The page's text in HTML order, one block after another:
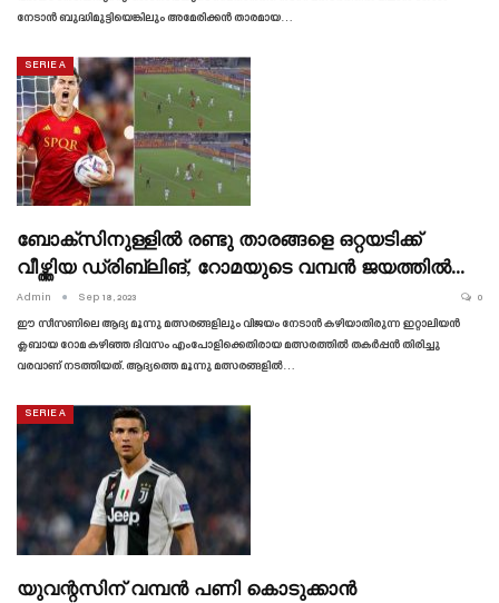
നേടാൻ ബുദ്ധിമുട്ടിയെങ്കിലും അമേരിക്കൻ താരമായ…
SERIE A
ബോക്‌സിനുള്ളിൽ രണ്ടു താരങ്ങളെ ഒറ്റയടിക്ക്
വീഴ്ത്തിയ ഡ്രിബ്ലിങ്, റോമയുടെ വമ്പൻ ജയത്തിൽ…
Admin Sep 18, 2023 0
ഈ സീസണിലെ ആദ്യ മൂന്നു മത്സരങ്ങളിലും വിജയം നേടാൻ കഴിയാതിരുന്ന ഇറ്റാലിയൻ
ക്ലബായ റോമ കഴിഞ്ഞ ദിവസം എംപോളിക്കെതിരായ മത്സരത്തിൽ തകർപ്പൻ തിരിച്ചു
വരവാണ് നടത്തിയത്. ആദ്യത്തെ മൂന്നു മത്സരങ്ങളിൽ…
SERIE A
യുവന്റസിന് വമ്പൻ പണി കൊടുക്കാൻ